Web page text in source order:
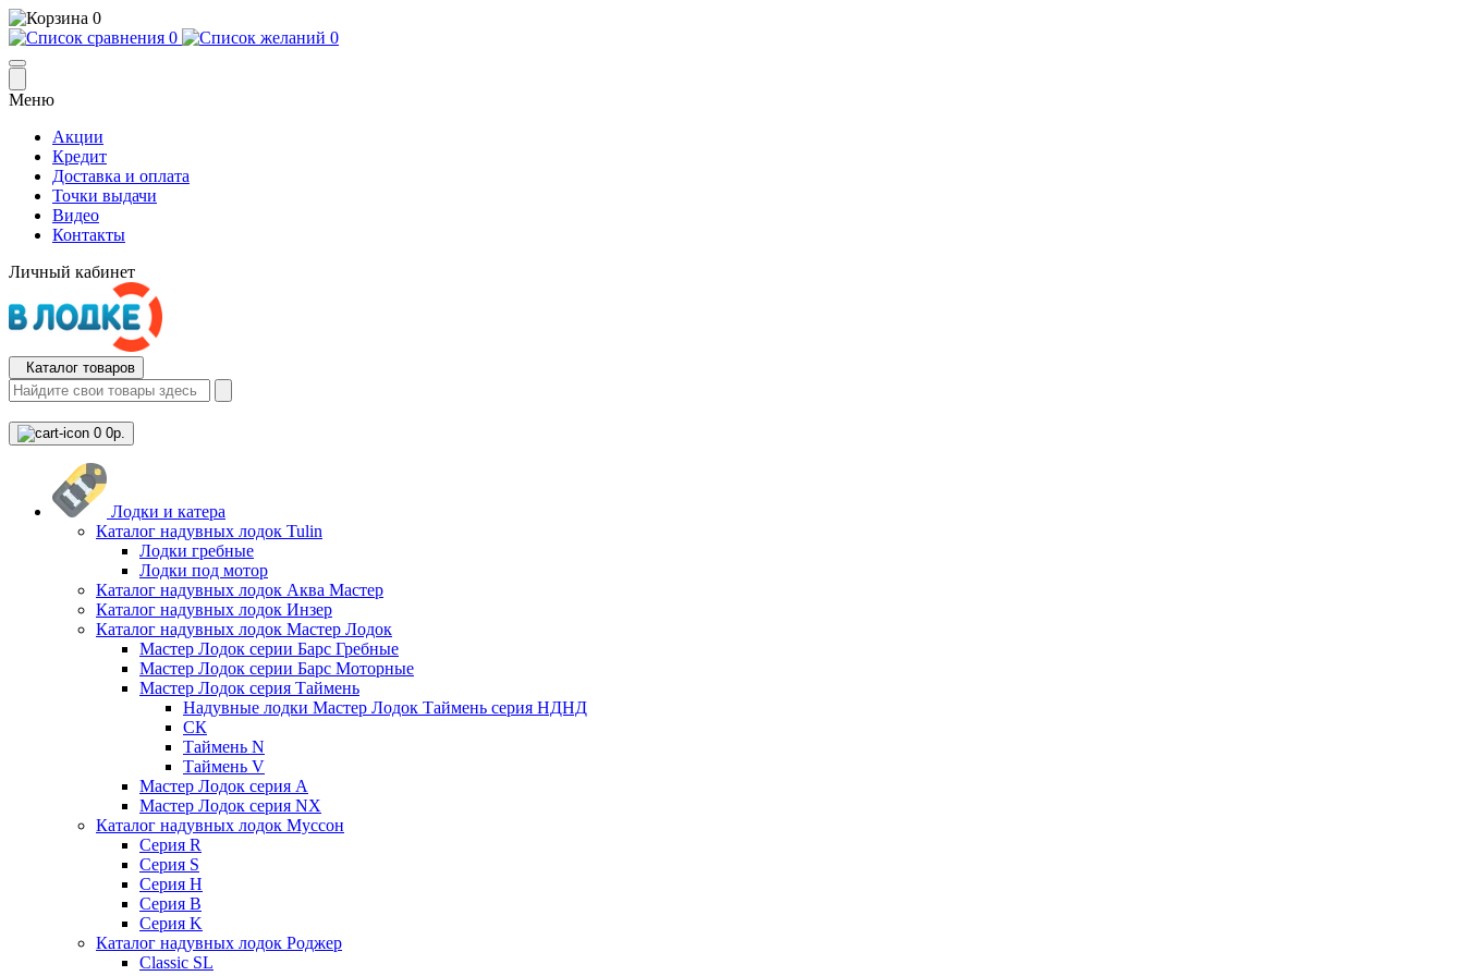
0
0
0
Меню
Акции
Кредит
Доставка и оплата
Точки выдачи
Видео
Контакты
Личный кабинет
Каталог товаров
0 0р.
Лодки и катера
Каталог надувных лодок Tulin
Лодки гребные
Лодки под мотор
Каталог надувных лодок Аква Мастер
Каталог надувных лодок Инзер
Каталог надувных лодок Мастер Лодок
Мастер Лодок серии Барс Гребные
Мастер Лодок серии Барс Моторные
Мастер Лодок серия Таймень
Надувные лодки Мастер Лодок Таймень серия НДНД
СК
Таймень N
Таймень V
Мастер Лодок серия А
Мастер Лодок серия NX
Каталог надувных лодок Муссон
Серия R
Серия S
Серия H
Серия B
Серия K
Каталог надувных лодок Роджер
Classic SL